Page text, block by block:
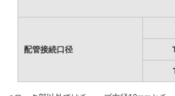
配管接続口径